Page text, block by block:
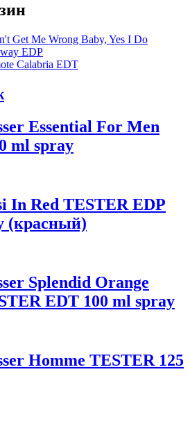
Essential For Men
ml spray
In Red TESTER EDP
(красный)
Splendid Orange
EDT 100 ml spray
Homme TESTER 125